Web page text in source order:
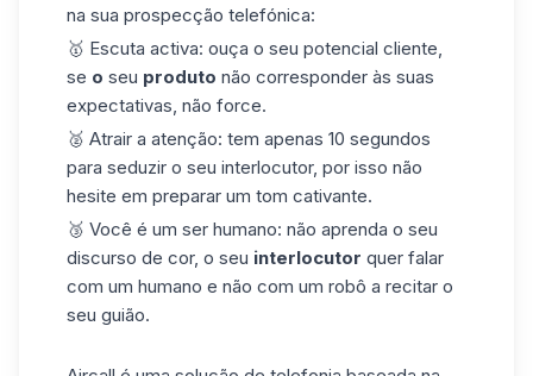
na sua prospecção telefónica:
🥇 Escuta activa: ouça o seu potencial cliente,
se o seu produto não corresponder às suas
expectativas, não force.
🥈 Atrair a atenção: tem apenas 10 segundos
para seduzir o seu interlocutor, por isso não
hesite em preparar um tom cativante.
🥉 Você é um ser humano: não aprenda o seu
discurso de cor, o seu interlocutor quer falar
com um humano e não com um robô a recitar o
seu guião.